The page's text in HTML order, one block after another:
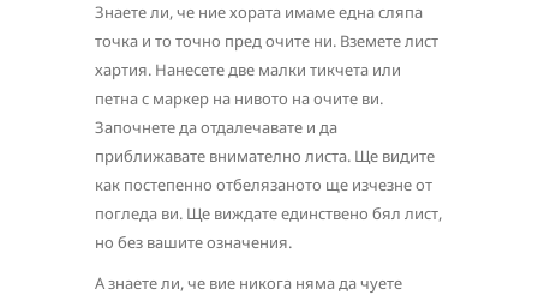
Знаете ли, че ние хората имаме една сляпа
точка и то точно пред очите ни. Вземете лист
хартия. Нанесете две малки тикчета или
петна с маркер на нивото на очите ви.
Започнете да отдалечавате и да
приближавате внимателно листа. Ще видите
как постепенно отбелязаното ще изчезне от
погледа ви. Ще виждате единствено бял лист,
но без вашите означения.
А знаете ли, че вие никога няма да чуете